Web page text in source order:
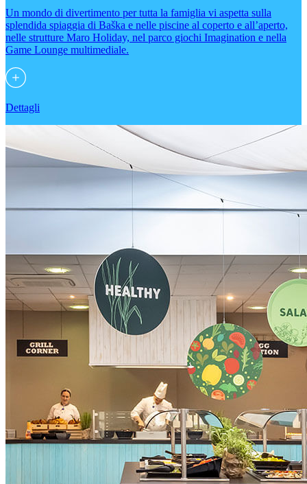
Un mondo di divertimento per tutta la famiglia vi aspetta sulla
splendida spiaggia di Baška e nelle piscine al coperto e all’aperto,
nelle strutture Maro Holiday, nel parco giochi Imagination e nella
Game Lounge multimediale.
Dettagli